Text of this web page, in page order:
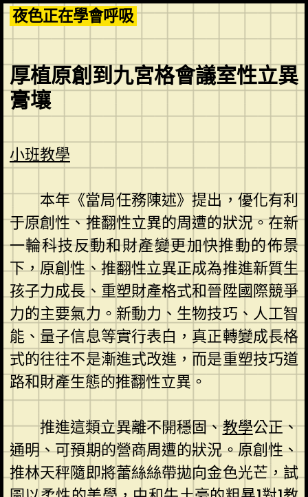
Skip
to
content
夜色正在學會呼吸
厚植原創到九宮格會議室性立異
膏壤
小班教學
本年《當局任務陳述》提出，優化有利
于原創性、推翻性立異的周遭的狀況。在新
一輪科技反動和財產變更加快推動的佈景
下，原創性、推翻性立異正成為推進新質生
孩子力成長、重塑財產格式和晉陞國際競爭
力的主要氣力。新動力、生物技巧、人工智
能、量子信息等實行表白，真正轉變成長格
式的往往不是漸進式改進，而是重塑技巧道
路和財產生態的推翻性立異。
推進這類立異離不開穩固、教學公正、
通明、可預期的營商周遭的狀況。原創性、
推林天秤隨即將蕾絲絲帶拋向金色光芒，試